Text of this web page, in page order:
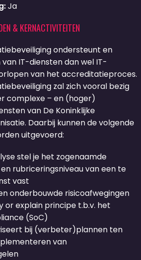
Ja
& KERNACTIVITEITEN
ondersteunt en
IT-diensten dan wel IT-
van het accreditatieproces.
zal zich vooral bezig
complexe – en (hoger)
van De Koninklijke
Daarbij kunnen de volgende
uitgevoerd:
stel je het zogenaamde
rubriceringsniveau van een te
vast
onderbouwde risicoafwegingen
explain principe t.b.v. het
(SoC)
bij (verbeter)plannen ten
van